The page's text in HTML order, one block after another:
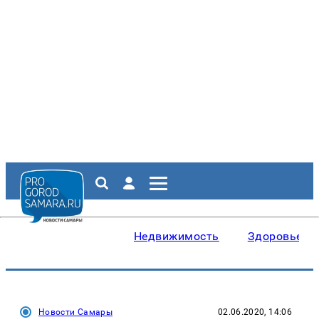
Недвижимость Здоровье
Новости Самары 02.06.2020, 14:06